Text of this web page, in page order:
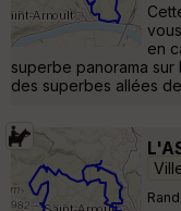
en
superbe panorama
des superbes allées